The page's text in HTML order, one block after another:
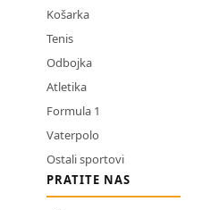
Košarka
Tenis
Odbojka
Atletika
Formula 1
Vaterpolo
Ostali sportovi
PRATITE NAS